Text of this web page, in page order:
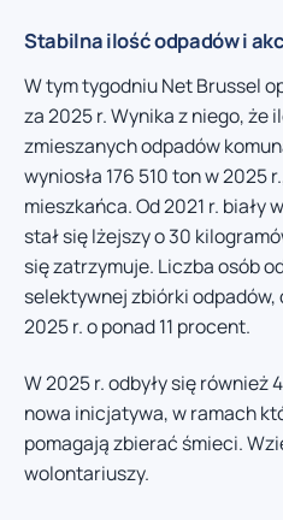
Stabilna ilość odpadów i
W tym tygodniu Net Brussel
za 2025 r. Wynika z niego, że
zmieszanych odpadów
wyniosła 176 510 ton w 2025
mieszkańca. Od 2021 r. biały
stał się lżejszy o 30
się zatrzymuje. Liczba osób
selektywnej zbiórki
2025 r. o ponad 11 procent.
W 2025 r. odbyły się również
nowa inicjatywa, w ramach
pomagają zbierać śmieci.
wolontariuszy.